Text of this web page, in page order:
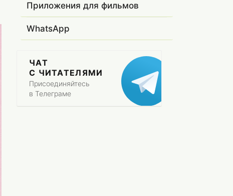
Приложения для фильмов
WhatsApp
ЧАТ
С ЧИТАТЕЛЯМИ
Присоединяйтесь
в Телеграме